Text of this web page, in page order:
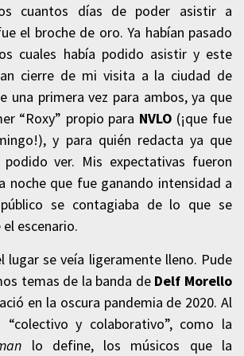
cuantos días de poder asistir a
el broche de oro. Ya habían pasado
cuales había podido asistir y este
cierre de mi visita a la ciudad de
una primera vez para ambos, ya que
“Roxy” propio para NVLO (¡que fue
y para quién redacta ya que
ver. Mis expectativas fueron
noche que fue ganando intensidad a
se contagiaba de lo que se
escenario.
lugar se veía ligeramente lleno. Pude
temas de la banda de Delf Morello
en la oscura pandemia de 2020. Al
y colaborativo”, como la
lo define, los músicos que la